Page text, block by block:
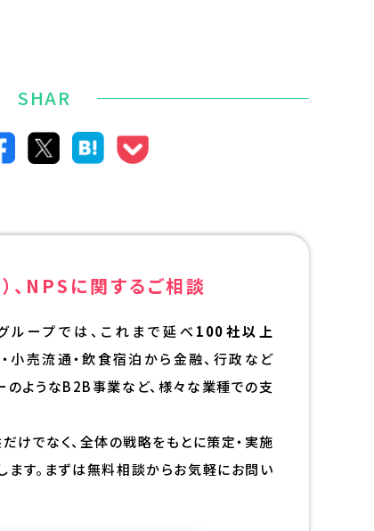
SHAR
、NPSに関するご相談
ループでは、これまで延べ 100社以上
小売流通・飲食宿泊から金融、行政など
ようなB2B事業など、様々な業種での支
けでなく、全体の戦略をもとに策定・実施
ます。まずは無料相談からお気軽にお問い